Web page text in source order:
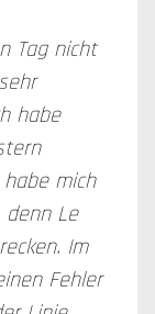
Tag nicht
habe
mich
Le
Im
Fehler